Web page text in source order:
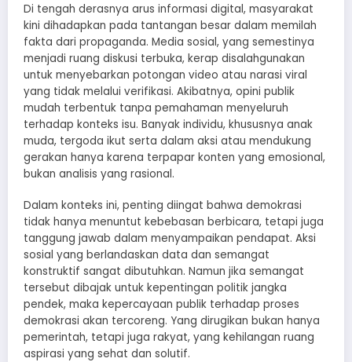
Di tengah derasnya arus informasi digital, masyarakat
kini dihadapkan pada tantangan besar dalam memilah
fakta dari propaganda. Media sosial, yang semestinya
menjadi ruang diskusi terbuka, kerap disalahgunakan
untuk menyebarkan potongan video atau narasi viral
yang tidak melalui verifikasi. Akibatnya, opini publik
mudah terbentuk tanpa pemahaman menyeluruh
terhadap konteks isu. Banyak individu, khususnya anak
muda, tergoda ikut serta dalam aksi atau mendukung
gerakan hanya karena terpapar konten yang emosional,
bukan analisis yang rasional.
Dalam konteks ini, penting diingat bahwa demokrasi
tidak hanya menuntut kebebasan berbicara, tetapi juga
tanggung jawab dalam menyampaikan pendapat. Aksi
sosial yang berlandaskan data dan semangat
konstruktif sangat dibutuhkan. Namun jika semangat
tersebut dibajak untuk kepentingan politik jangka
pendek, maka kepercayaan publik terhadap proses
demokrasi akan tercoreng. Yang dirugikan bukan hanya
pemerintah, tetapi juga rakyat, yang kehilangan ruang
aspirasi yang sehat dan solutif.